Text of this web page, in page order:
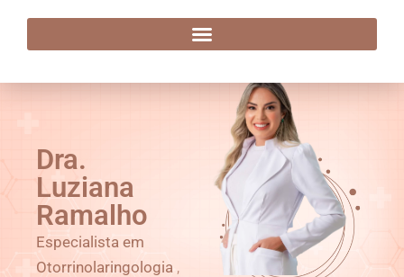
Dra. Luziana Ramalho
Dra.
Luziana
Ramalho
Especialista em
Otorrinolaringologia ,